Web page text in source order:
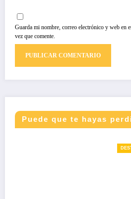
Guarda mi nombre, correo electrónico y web en
vez que comente.
Puede que te hayas